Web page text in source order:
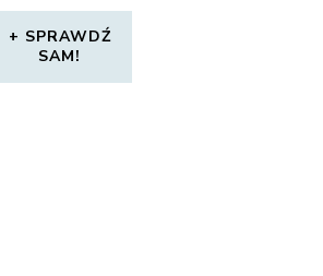
SPRAWDŹ
SAM!